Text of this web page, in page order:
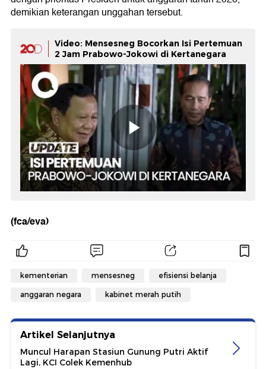
demikian keterangan unggahan tersebut.
Video: Mensesneg Bocorkan Isi Pertemuan
2 Jam Prabowo-Jokowi di Kertanegara
(fca/eva)
kementerian mensesneg efisiensi belanja
anggaran negara kabinet merah putih
Artikel Selanjutnya
Muncul Harapan Stasiun Gunung Putri Aktif
Lagi, KCI Colek Kemenhub